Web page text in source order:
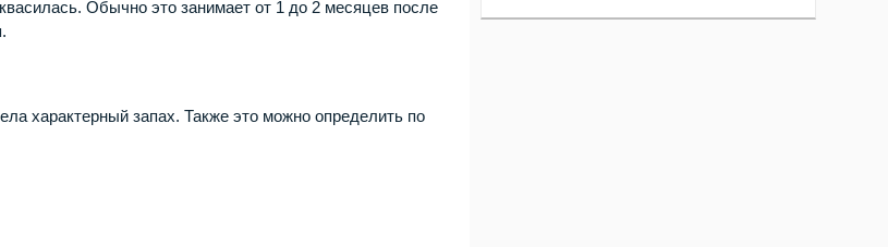
Обычно это занимает от 1 до 2 месяцев после
характерный запах. Также это можно определить по